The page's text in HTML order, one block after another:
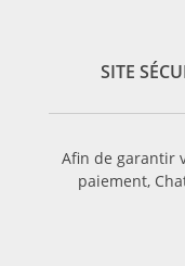
SITE
Afin de garantir
paiement,